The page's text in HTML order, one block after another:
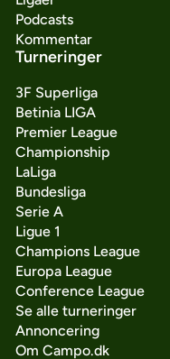
Podcasts
Kommentar
Turneringer
3F Superliga
Betinia LIGA
Premier League
Championship
LaLiga
Bundesliga
Serie A
Ligue 1
Champions League
Europa League
Conference League
Se alle turneringer
Annoncering
Om Campo.dk